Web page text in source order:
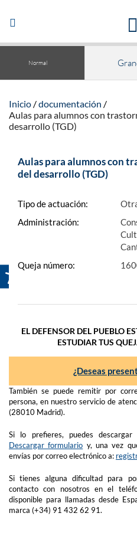
Abrir/Cerrar
navegación
Normal
Inicio
documentación
Aulas para alumnos con
desarrollo (TGD)
Aulas para alumnos con
del desarrollo (TGD)
Tipo de actuación:
Administración:
Queja número:
EL DEFENSOR DEL PUEBLO
ESTUDIAR TUS
¿Deseas
También se puede remitir por
persona, en nuestro servicio de
(28010 Madrid).
Si lo prefieres, puedes
Descargar formulario y, una vez
envías por correo electrónico a:
Si tienes alguna dificultad para
contacto con nosotros en el
disponible para llamadas desde
marca (+34) 91 432 62 91.